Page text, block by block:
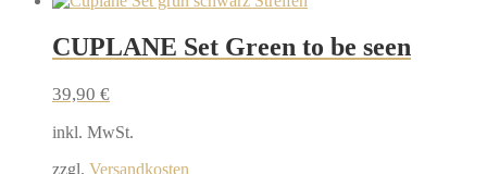
CUPLANE Set Green to be seen
39,90 €
inkl. MwSt.
zzgl. Versandkosten